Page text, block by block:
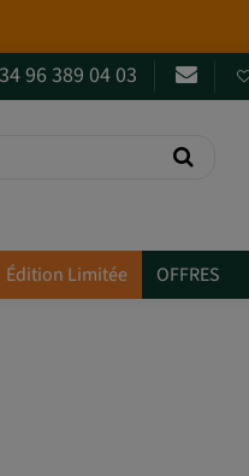
96 389 04 03
Édition Limitée OFFRES